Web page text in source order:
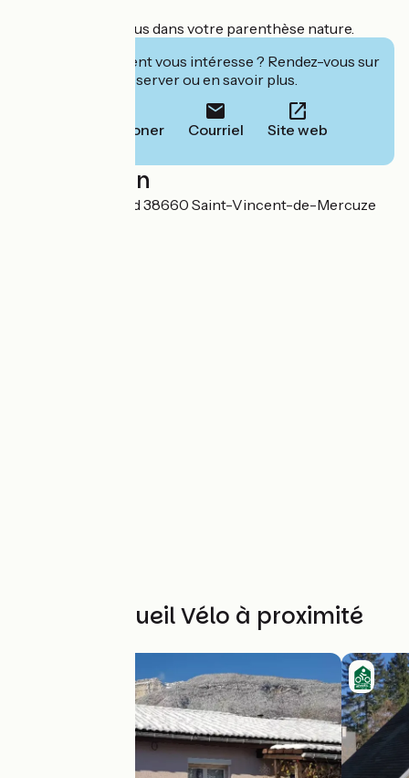
Soyez les bienvenus dans votre parenthèse nature.
Cet établissement vous intéresse ? Rendez-vous sur
leur site pour réserver ou en savoir plus.
Téléphoner Courriel Site web
Localisation
6d, Rue Haussipied 38660 Saint-Vincent-de-Mercuze
Autres Accueil Vélo à proximité